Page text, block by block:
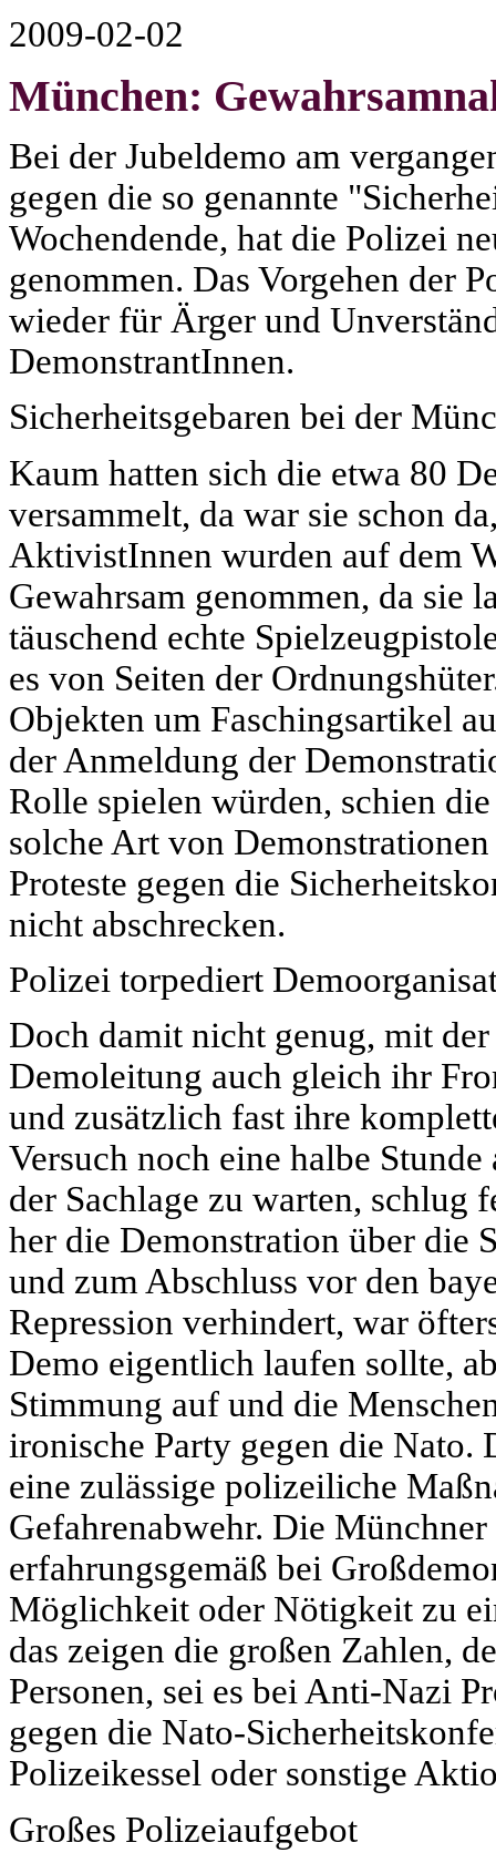
2009-02-02
München:
Bei der Jubeldemo am
gegen die so genannte
Wochendende, hat die Polizei
genommen. Das Vorgehen der
wieder für Ärger und
DemonstrantInnen.
Sicherheitsgebaren bei der
Kaum hatten sich die etwa 80
versammelt, da war sie schon
AktivistInnen wurden auf dem
Gewahrsam genommen, da sie
täuschend echte
es von Seiten der
Objekten um Faschingsartikel
der Anmeldung der
Rolle spielen würden, schien
solche Art von
Proteste gegen die
nicht abschrecken.
Polizei torpediert
Doch damit nicht genug, mit
Demoleitung auch gleich ihr
und zusätzlich fast ihre
Versuch noch eine halbe
der Sachlage zu warten, schlug
her die Demonstration über die
und zum Abschluss vor den
Repression verhindert, war
Demo eigentlich laufen sollte,
Stimmung auf und die
ironische Party gegen die Nato.
eine zulässige polizeiliche
Gefahrenabwehr. Die
erfahrungsgemäß bei
Möglichkeit oder Nötigkeit zu
das zeigen die großen Zahlen,
Personen, sei es bei Anti-Nazi
gegen die Nato-
Polizeikessel oder sonstige
Großes Polizeiaufgebot